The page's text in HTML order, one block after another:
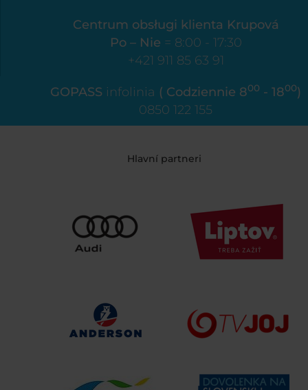
Centrum obsługi klienta Krupová
Po – Nie = 8:00 - 17:30
+421 911 85 63 91
GOPASS infolinia ( Codziennie 800 - 1800)
0850 122 155
Hlavní partneri